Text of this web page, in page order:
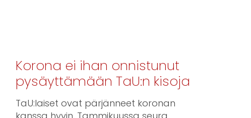
Korona ei ihan onnistunut
pysäyttämään TaU:n kisoja
TaU:laiset ovat pärjänneet koronan